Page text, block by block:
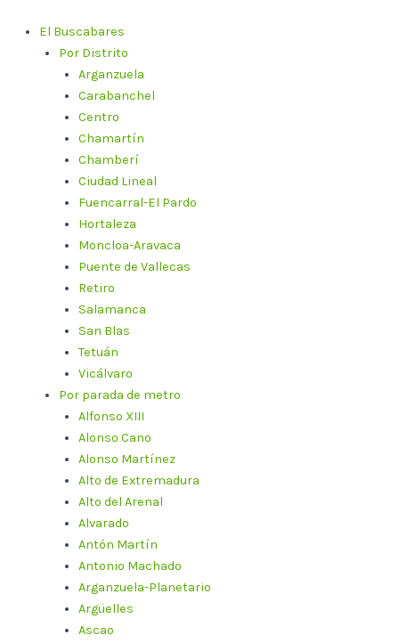
contenido
El Buscabares
Por Distrito
Arganzuela
Carabanchel
Centro
Chamartín
Chamberí
Ciudad Lineal
Fuencarral-El Pardo
Hortaleza
Moncloa-Aravaca
Puente de Vallecas
Retiro
Salamanca
San Blas
Tetuán
Vicálvaro
Por parada de metro
Alfonso XIII
Alonso Cano
Alonso Martínez
Alto de Extremadura
Alto del Arenal
Alvarado
Antón Martín
Antonio Machado
Arganzuela-Planetario
Argüelles
Ascao